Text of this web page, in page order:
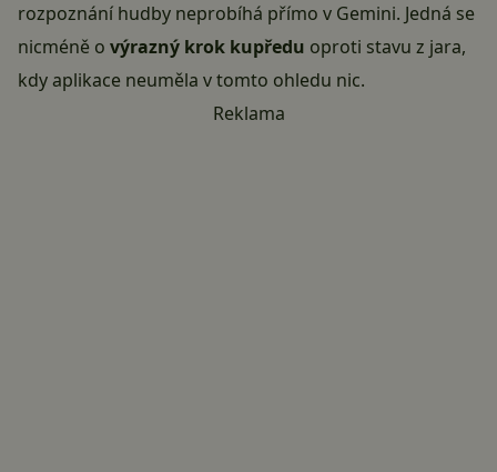
rozpoznání hudby neprobíhá přímo v Gemini. Jedná se
nicméně o výrazný krok kupředu oproti stavu z jara,
kdy aplikace neuměla v tomto ohledu nic.
Reklama